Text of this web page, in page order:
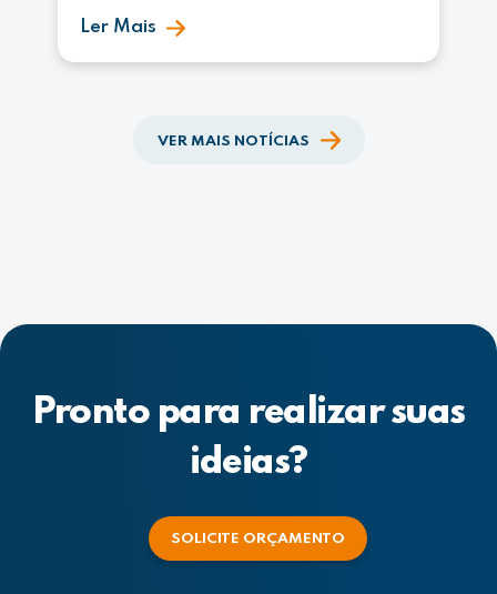
Ler Mais
VER MAIS NOTÍCIAS
Pronto para realizar suas
ideias?
SOLICITE ORÇAMENTO